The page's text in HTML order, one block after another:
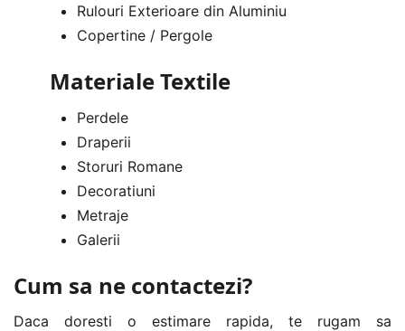
Rulouri Exterioare din Aluminiu
Copertine / Pergole
Materiale Textile
Perdele
Draperii
Storuri Romane
Decoratiuni
Metraje
Galerii
Cum sa ne contactezi?
Daca doresti o estimare rapida, te rugam sa